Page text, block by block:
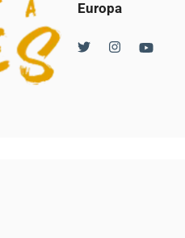
Europa